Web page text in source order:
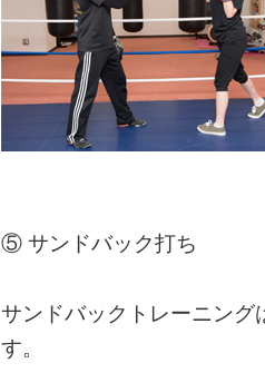
⑤ サンドバック打ち
サンドバックトレーニング
す。